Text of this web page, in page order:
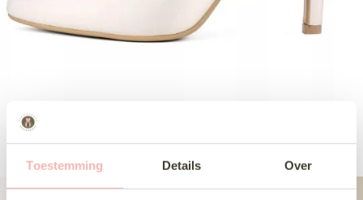
Toestemming Details Over